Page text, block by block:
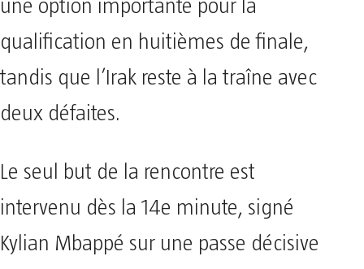
une option importante pour la
qualification en huitièmes de finale,
tandis que l’Irak reste à la traîne avec
deux défaites.
Le seul but de la rencontre est
intervenu dès la 14e minute, signé
Kylian Mbappé sur une passe décisive